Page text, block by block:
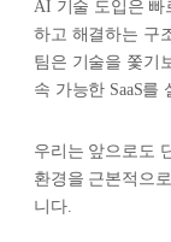
AI 기술 도입은 빠
하고 해결하는 구
팀은 기술을 쫓기
속 가능한 SaaS를
우리는 앞으로도
환경을 근본적으
니다.